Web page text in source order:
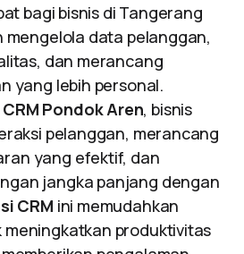
bagi bisnis di Tangerang
mengelola data pelanggan,
dan merancang
yang lebih personal.
Pondok Aren, bisnis
pelanggan, merancang
yang efektif, dan
jangka panjang dengan
CRM ini memudahkan
produktivitas